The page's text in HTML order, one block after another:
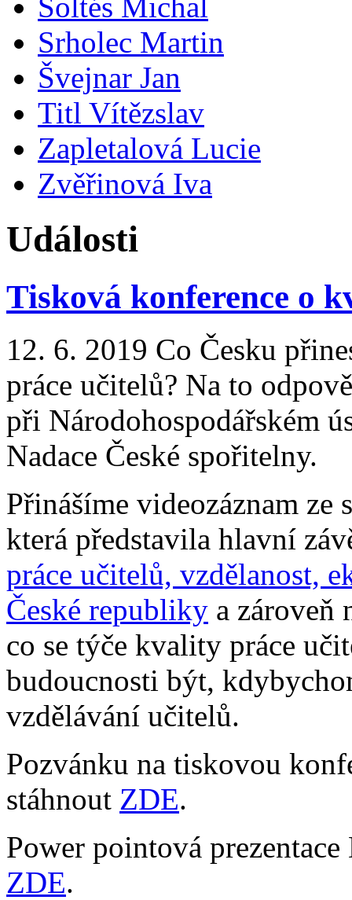
Srholec Martin
Švejnar Jan
Titl Vítězslav
Zapletalová Lucie
Zvěřinová Iva
Události
Tisková konference o
12. 6. 2019 Co Česku
práce učitelů? Na to
při Národohospodářském
Nadace České spořitelny.
Přinášíme videozáznam ze
která představila hlavní
práce učitelů, vzdělanost,
České republiky a zároveň
co se týče kvality práce
budoucnosti být,
vzdělávání učitelů.
Pozvánku na tiskovou
stáhnout ZDE.
Power pointová
ZDE.